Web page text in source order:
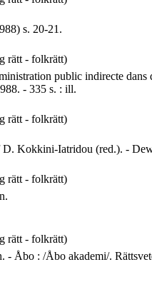
s. 20-21.
rätt - folkrätt)
public indirecte
- 335 s. : ill.
rätt - folkrätt)
Kokkini-Iatridou (red.). -
rätt - folkrätt)
rätt - folkrätt)
- Åbo : /Åbo akademi/.